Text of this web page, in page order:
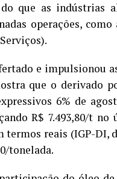
que as indústrias
operações,
e impulsionou
que o derivado
6% de
R$ 7.493,80/t
termos reais (IGP-DI,
tonelada.